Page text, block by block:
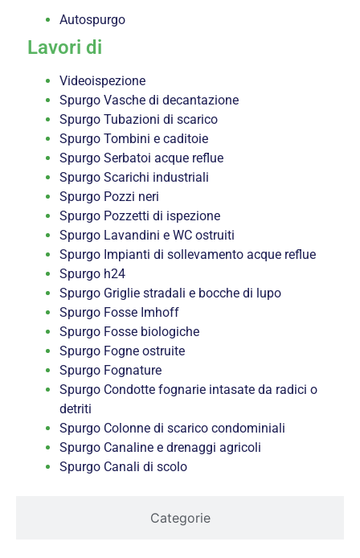
Categorie
Autospurgo
Lavori di
Videoispezione
Spurgo Vasche di decantazione
Spurgo Tubazioni di scarico
Spurgo Tombini e caditoie
Spurgo Serbatoi acque reflue
Spurgo Scarichi industriali
Spurgo Pozzi neri
Spurgo Pozzetti di ispezione
Spurgo Lavandini e WC ostruiti
Spurgo Impianti di sollevamento acque reflue
Spurgo h24
Spurgo Griglie stradali e bocche di lupo
Spurgo Fosse Imhoff
Spurgo Fosse biologiche
Spurgo Fogne ostruite
Spurgo Fognature
Spurgo Condotte fognarie intasate da radici o
detriti
Spurgo Colonne di scarico condominiali
Spurgo Canaline e drenaggi agricoli
Spurgo Canali di scolo